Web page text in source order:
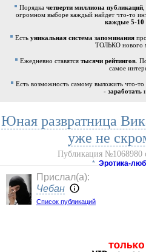
Порядка четверти миллиона публикаций,
огромном выборе каждый найдет что-то
каждые 5-10
Есть уникальная система запоминания
ТОЛЬКО нового
Ежедневно ставятся тысячи рейтингов .
самое
Есть возможность самому выложить что-
- заработать
Юная развратница
уже не
Публикация №1068980
* Эротика-
Прислал(a):
Чебан
Список публикаций